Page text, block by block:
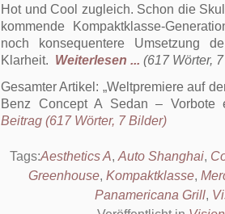
Hot und Cool zugleich. Schon die
kommende Kompaktklasse-
noch konsequentere Umsetzung
Klarheit. Weiterlesen ... (617 Wörter,
Gesamter Artikel:
Weltpremiere auf
Benz Concept A Sedan – Vorbote
Beitrag (617 Wörter, 7 Bilder)
Tags:Aesthetics A, Auto Shanghai,
Greenhouse, Kompaktklasse,
Panamericana Grill,